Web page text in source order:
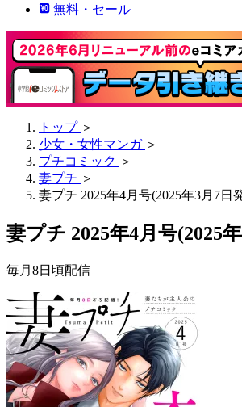
無料・セール
トップ ＞
少女・女性マンガ ＞
プチコミック ＞
妻プチ ＞
妻プチ 2025年4月号(2025年3月7日
妻プチ 2025年4月号(2025
毎月8日頃配信